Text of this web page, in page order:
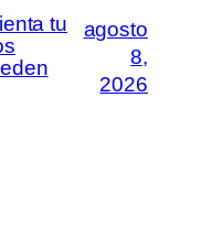
tu
agosto
8,
2026